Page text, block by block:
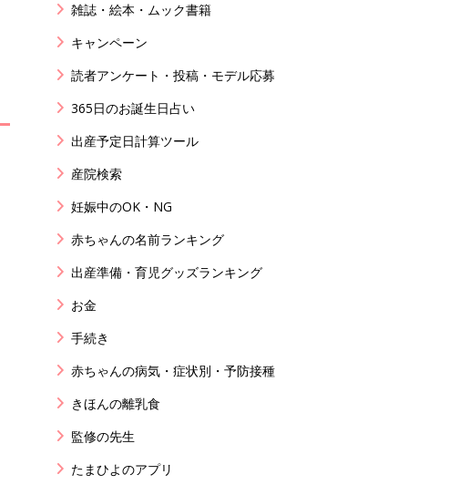
雑誌・絵本・ムック書籍
キャンペーン
読者アンケート・投稿・モデル応募
365日のお誕生日占い
出産予定日計算ツール
産院検索
妊娠中のOK・NG
赤ちゃんの名前ランキング
出産準備・育児グッズランキング
お金
手続き
赤ちゃんの病気・症状別・予防接種
きほんの離乳食
監修の先生
たまひよのアプリ